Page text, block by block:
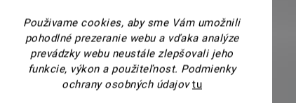
Použivame cookies, aby sme Vám umožnili
pohodlné prezeranie webu a vďaka analýze
prevádzky webu neustále zlepšovali jeho
funkcie, výkon a použiteľnost. Podmienky
ochrany osobných údajov tu